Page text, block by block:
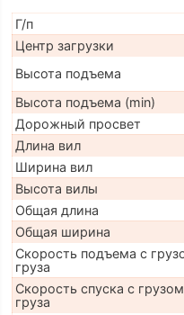
Г/п
Центр загрузки
Высота подъема
Высота подъема (min)
Дорожный просвет
Длина вил
Ширина вил
Высота вилы
Общая длина
Общая ширина
Скорость подъема с
груза
Скорость спуска с
груза